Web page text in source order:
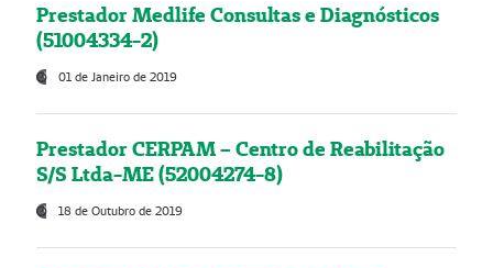
Prestador Medlife Consultas e Diagnósticos
(51004334-2)
01 de Janeiro de 2019
Prestador CERPAM – Centro de Reabilitação
S/S Ltda-ME (52004274-8)
18 de Outubro de 2019